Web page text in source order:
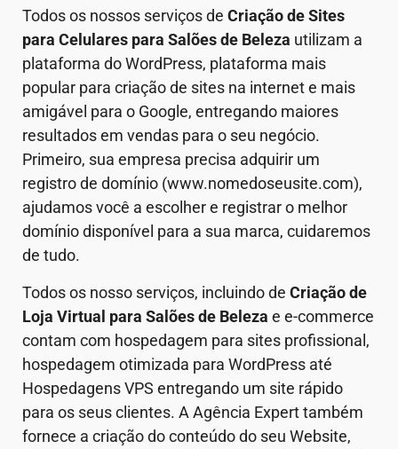
Todos os nossos serviços de Criação de Sites
para Celulares para Salões de Beleza utilizam a
plataforma do WordPress, plataforma mais
popular para criação de sites na internet e mais
amigável para o Google, entregando maiores
resultados em vendas para o seu negócio.
Primeiro, sua empresa precisa adquirir um
registro de domínio (www.nomedoseusite.com),
ajudamos você a escolher e registrar o melhor
domínio disponível para a sua marca, cuidaremos
de tudo.
Todos os nosso serviços, incluindo de Criação de
Loja Virtual para Salões de Beleza e e-commerce
contam com hospedagem para sites profissional,
hospedagem otimizada para WordPress até
Hospedagens VPS entregando um site rápido
para os seus clientes. A Agência Expert também
fornece a criação do conteúdo do seu Website,